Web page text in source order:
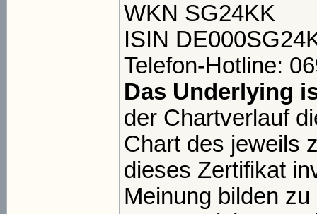
WKN SG24KK
ISIN
Telefon-Hotline:
Das Underlying
der Chartverlauf
Chart des jeweils
dieses Zertifikat
Meinung bilden